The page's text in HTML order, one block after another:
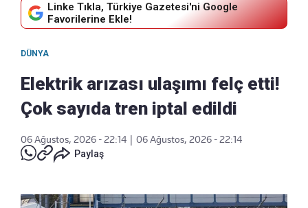
Linke Tıkla, Türkiye Gazetesi'ni Google
Favorilerine Ekle!
DÜNYA
Elektrik arızası ulaşımı felç etti!
Çok sayıda tren iptal edildi
06 Ağustos, 2026 - 22:14
06 Ağustos, 2026 - 22:14
Paylaş